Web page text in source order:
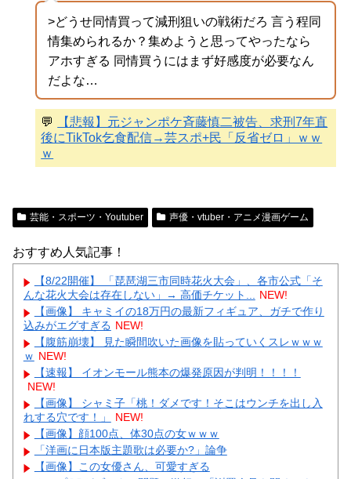
>どうせ同情買って減刑狙いの戦術だろ 言う程同
情集められるか？集めようと思ってやったなら
アホすぎる 同情買うにはまず好感度が必要なん
だよな…
💬
【悲報】元ジャンポケ斉藤慎二被告、求刑7年直
後にTikTok乞食配信→芸スポ+民「反省ゼロ」ｗｗ
ｗ
芸能・スポーツ・Youtuber 声優・vtuber・アニメ漫画ゲーム
おすすめ人気記事！
【8/22開催】 「琵琶湖三市同時花火大会」、各市公式「そ
んな花火大会は存在しない」→ 高価チケット... NEW!
【画像】 キャミイの18万円の最新フィギュア、ガチで作り
込みがエグすぎる NEW!
【腹筋崩壊】 見た瞬間吹いた画像を貼っていくスレｗｗｗ
ｗ NEW!
【速報】 イオンモール熊本の爆発原因が判明！！！！
NEW!
【画像】 シャミ子「桃！ダメです！そこはウンチを出し入
れする穴です！」
NEW!
【画像】顔100点、体30点の女ｗｗｗ
「洋画に日本版主題歌は必要か?」論争
【画像】この女優さん、可愛すぎる